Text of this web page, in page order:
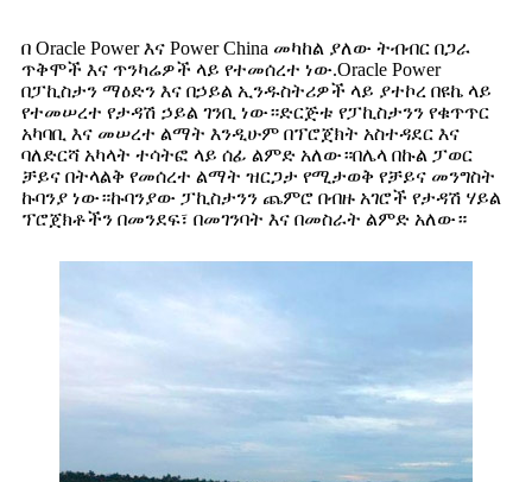
በ Oracle Power እና Power China መካከል ያለው ትብብር በጋራ
ጥቅሞች እና ጥንካሬዎች ላይ የተመሰረተ ነው.Oracle Power
በፓኪስታን ማዕድን እና በኃይል ኢንዱስትሪዎች ላይ ያተኮረ በዩኬ ላይ
የተመሠረተ የታዳሽ ኃይል ገንቢ ነው።ድርጅቱ የፓኪስታንን የቁጥጥር
አካባቢ እና መሠረተ ልማት እንዲሁም በፕሮጀክት አስተዳደር እና
ባለድርሻ አካላት ተሳትፎ ላይ ሰፊ ልምድ አለው።በሌላ በኩል ፓወር
ቻይና በትላልቅ የመሰረተ ልማት ዝርጋታ የሚታወቅ የቻይና መንግስት
ኩባንያ ነው።ኩባንያው ፓኪስታንን ጨምሮ በብዙ አገሮች የታዳሽ ሃይል
ፕሮጀክቶችን በመንደፍ፣ በመገንባት እና በመስራት ልምድ አለው።